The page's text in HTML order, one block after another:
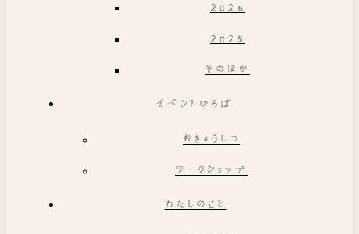
2026
2025
そのほか
イベントひろば
おきょうしつ
ワークショップ
わたしのこと